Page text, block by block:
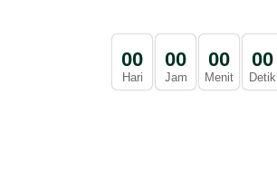
00
Hari
00
Jam
00
Menit
00
Detik